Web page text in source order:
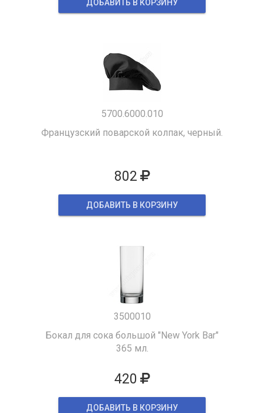
ДОБАВИТЬ В КОРЗИНУ
5700.6000.010
Французский поварской колпак, черный.
802
ДОБАВИТЬ В КОРЗИНУ
3500010
Бокал для сока большой "New York Bar"
365 мл.
420
ДОБАВИТЬ В КОРЗИНУ